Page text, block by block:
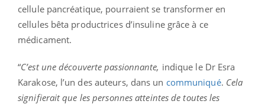
cellule pancréatique, pourraient se transformer en
cellules bêta productrices d’insuline grâce à ce
médicament.
“C’est une découverte passionnante, indique le Dr Esra
Karakose, l’un des auteurs, dans un communiqué. Cela
signifierait que les personnes atteintes de toutes les